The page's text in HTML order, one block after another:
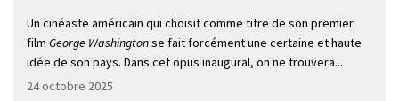
Un cinéaste américain qui choisit comme titre de son premier
film George Washingtonse fait forcément une certaine et haute
idée de son pays. Dans cet opus inaugural, on ne trouvera...
24 octobre 2025